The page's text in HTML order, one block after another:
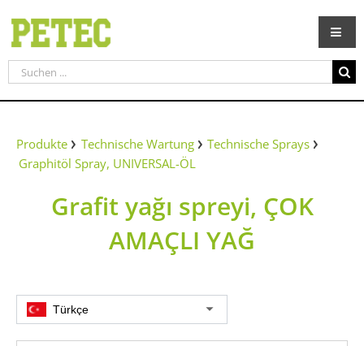
Inhalt
springen
Suche
nach:
Produkte Technische Wartung
Technische Sprays
Graphitöl Spray, UNIVERSAL-ÖL
Grafit yağı spreyi, ÇOK
AMAÇLI YAĞ
Türkçe